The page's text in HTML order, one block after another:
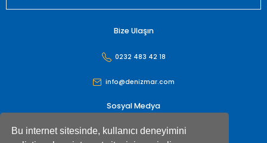
Bu internet sitesinde, kullanıcı deneyimini
Bize Ulaşın
0232 483 42 18
info@denizmar.com
Sosyal Medya